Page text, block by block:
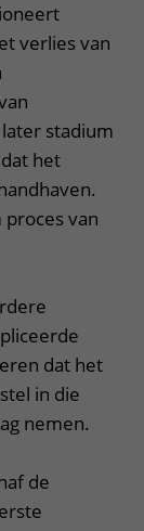
verlies van
stadium
het
proces van
dat het
in die
nemen.
de